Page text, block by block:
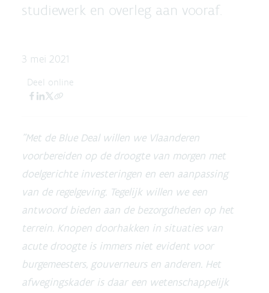
studiewerk en overleg aan vooraf.
3 mei 2021
Deel online
"Met de Blue Deal willen we Vlaanderen
voorbereiden op de droogte van morgen met
doelgerichte investeringen en een aanpassing
van de regelgeving. Tegelijk willen we een
antwoord bieden aan de bezorgdheden op het
terrein. Knopen doorhakken in situaties van
acute droogte is immers niet evident voor
burgemeesters, gouverneurs en anderen. Het
afwegingskader is daar een wetenschappelijk